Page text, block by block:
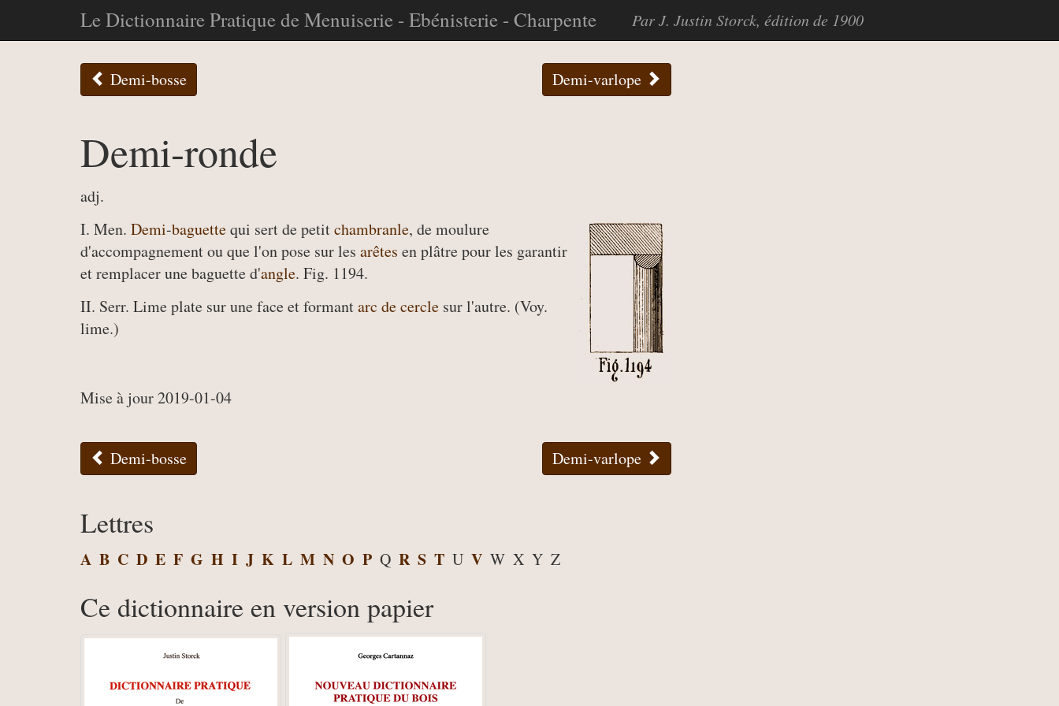
Le Dictionnaire Pratique de Menuiserie - Ebénisterie - Charpente Par J. Justin Storck, édition de 1900
Demi-bosse Demi-varlope
Demi-ronde
adj.
I. Men. Demi-baguettequi sert de petitchambranle, de moulure
d'accompagnement ou que l'on pose sur les arêtes en plâtre pour les garantir
et remplacer une baguette d'angle. Fig. 1194.
II. Serr. Lime plate sur une face et formantarc de cercle sur l'autre. (Voy.
lime.)
Mise à jour 2019-01-04
Demi-bosse Demi-varlope
Lettres
A B C D E F G H I J K L M N O P Q R S T U V W X Y Z
Ce dictionnaire en version papier